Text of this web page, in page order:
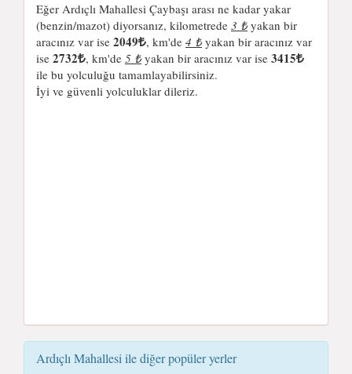
Eğer Ardıçlı Mahallesi Çaybaşı arası ne kadar yakar
(benzin/mazot) diyorsanız, kilometrede 3 ₺yakan bir
aracınız var ise 2049 , km'de 4 ₺yakan bir aracınız var
ise 2732 , km'de 5 ₺yakan bir aracınız var ise 3415
ile bu yolculuğu tamamlayabilirsiniz.
İyi ve güvenli yolculuklar dileriz.
Ardıçlı Mahallesi ile diğer popüler yerler